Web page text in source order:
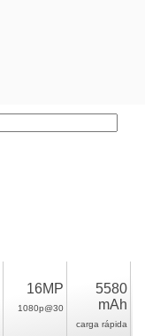
16MP
1080p@30
5580
mAh
carga rápida